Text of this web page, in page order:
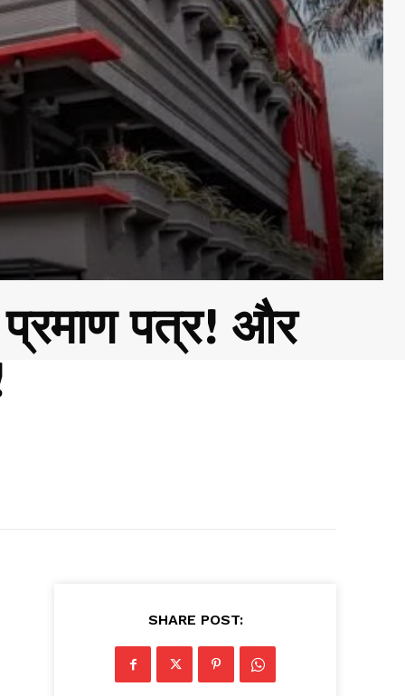
प्रमाण पत्र! और
SHARE POST: